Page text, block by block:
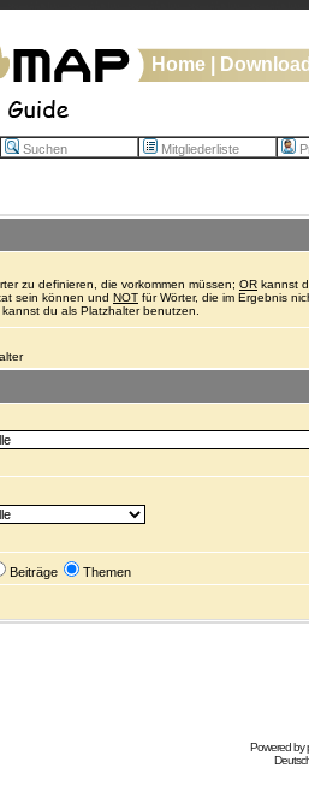
Home
Suchen Mitgliederliste
zu definieren, die vorkommen müssen; OR kannst
sein können und NOT für Wörter, die im Ergebnis
du als Platzhalter benutzen.
Beiträge Themen
Powered by